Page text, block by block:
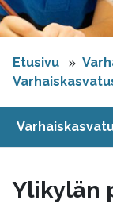
Etusivu
Ylikylän